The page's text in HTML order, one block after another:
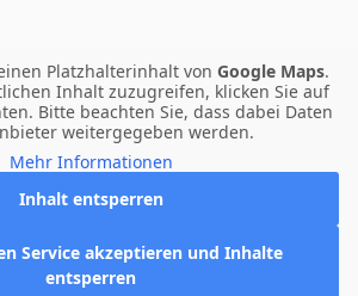
Platzhalterinhalt von Google Maps.
Inhalt zuzugreifen, klicken Sie auf
Bitte beachten Sie, dass dabei Daten
weitergegeben werden.
Mehr Informationen
Inhalt entsperren
Service akzeptieren und Inhalte
entsperren